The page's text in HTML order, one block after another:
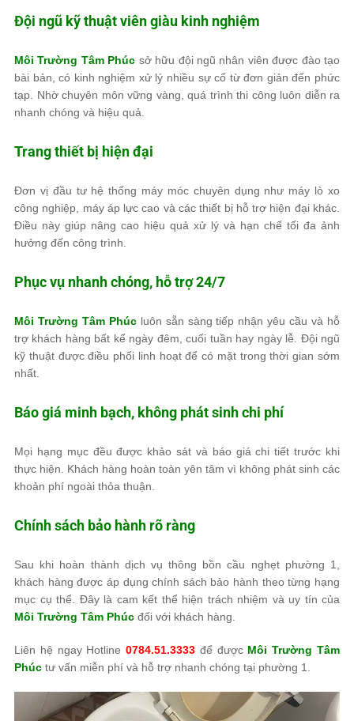
Đội ngũ kỹ thuật viên giàu kinh nghiệm
Môi Trường Tâm Phúc sở hữu đội ngũ nhân viên được đào tạo
bài bản, có kinh nghiệm xử lý nhiều sự cố từ đơn giản đến phức
tạp. Nhờ chuyên môn vững vàng, quá trình thi công luôn diễn ra
nhanh chóng và hiệu quả.
Trang thiết bị hiện đại
Đơn vị đầu tư hệ thống máy móc chuyên dụng như máy lò xo
công nghiệp, máy áp lực cao và các thiết bị hỗ trợ hiện đại khác.
Điều này giúp nâng cao hiệu quả xử lý và hạn chế tối đa ảnh
hưởng đến công trình.
Phục vụ nhanh chóng, hỗ trợ 24/7
Môi Trường Tâm Phúcluôn sẵn sàng tiếp nhận yêu cầu và hỗ
trợ khách hàng bất kể ngày đêm, cuối tuần hay ngày lễ. Đội ngũ
kỹ thuật được điều phối linh hoạt để có mặt trong thời gian sớm
nhất.
Báo giá minh bạch, không phát sinh chi phí
Mọi hạng mục đều được khảo sát và báo giá chi tiết trước khi
thực hiện. Khách hàng hoàn toàn yên tâm vì không phát sinh các
khoản phí ngoài thỏa thuận.
Chính sách bảo hành rõ ràng
Sau khi hoàn thành dịch vụ thông bồn cầu nghẹt phường 1,
khách hàng được áp dụng chính sách bảo hành theo từng hạng
mục cụ thể. Đây là cam kết thể hiện trách nhiệm và uy tín của
Môi Trường Tâm Phúc đối với khách hàng.
Liên hệ ngay Hotline0784.51.3333 để được Môi Trường Tâm
Phúc tư vấn miễn phí và hỗ trợ nhanh chóng tại phường 1.